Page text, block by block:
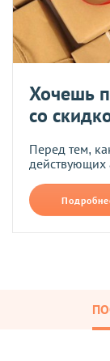
Хочешь
со
Перед тем,
действующих